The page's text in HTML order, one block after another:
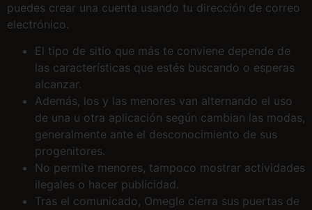
puedes crear una cuenta usando tu dirección de correo
electrónico.
El tipo de sitio que más te conviene depende de
las características que estés buscando o esperas
alcanzar.
Además, los y las menores van alternando el uso
de una u otra aplicación según cambian las modas,
generalmente ante el desconocimiento de sus
progenitores.
No permite menores, tampoco mostrar actividades
ilegales o hacer publicidad.
Tras el comunicado, Omegle cierra sus puertas de